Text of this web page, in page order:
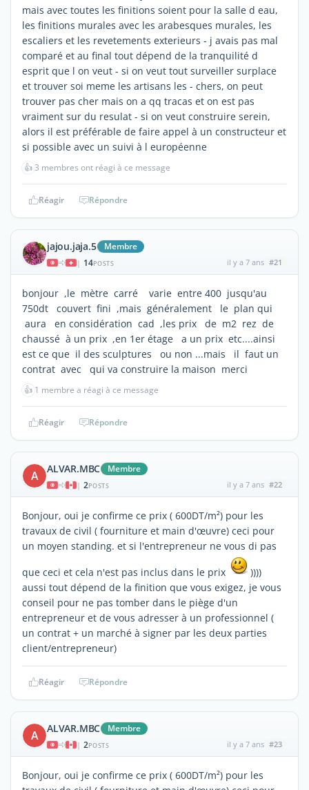
mais avec toutes les finitions soient pour la salle d eau,
les finitions murales avec les arabesques murales, les
escaliers et les revetements exterieurs - j avais pas mal
comparé et au final tout dépend de la tranquilité d
esprit que l on veut - si on veut tout surveiller surplace
et trouver soi meme les artisans les - chers, on peut
trouver pas cher mais on a qq tracas et on est pas
vraiment sur du resulat - si on veut construire serein,
alors il est préférable de faire appel à un constructeur et
si possible avec un suivi à l européenne
👍3 membres ont réagi à ce message
Réagir Répondre
jajou.jaja.5 Membre
| 14POSTS il y a 7 ans #21
bonjour ,le mètre carré varie entre 400 jusqu'au
750dt couvert fini ,mais généralement le plan qui
aura en considération cad ,les prix de m2 rez de
chaussé à un prix ,en 1er étage a un prix etc....ainsi
est ce que il des sculptures ou non ...mais il faut un
contrat avec qui va construire la maison merci
👍 1 membre a réagi à ce message
Réagir Répondre
A ALVAR.MBC Membre
| 2POSTS il y a 7 ans #22
Bonjour, oui je confirme ce prix ( 600DT/m²) pour les
travaux de civil ( fourniture et main d'œuvre) ceci pour
un moyen standing. et si l'entrepreneur ne vous di pas
que ceci et cela n'est pas inclus dans le prix
))))
aussi tout dépend de la finition que vous exigez, je vous
conseil pour ne pas tomber dans le piège d'un
entrepreneur et de vous adresser à un professionnel (
un contrat + un marché à signer par les deux parties
client/entrepreneur)
Réagir Répondre
A ALVAR.MBC Membre
| 2POSTS il y a 7 ans #23
Bonjour, oui je confirme ce prix ( 600DT/m²) pour les